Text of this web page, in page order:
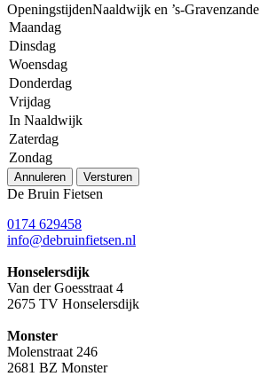
OpeningstijdenNaaldwijk en ’s-Gravenzande
Maandag
Dinsdag
Woensdag
Donderdag
Vrijdag
In Naaldwijk
Zaterdag
Zondag
Annuleren Versturen
De Bruin Fietsen
0174 629458
info@debruinfietsen.nl
Honselersdijk
Van der Goesstraat 4
2675 TV Honselersdijk
Monster
Molenstraat 246
2681 BZ Monster